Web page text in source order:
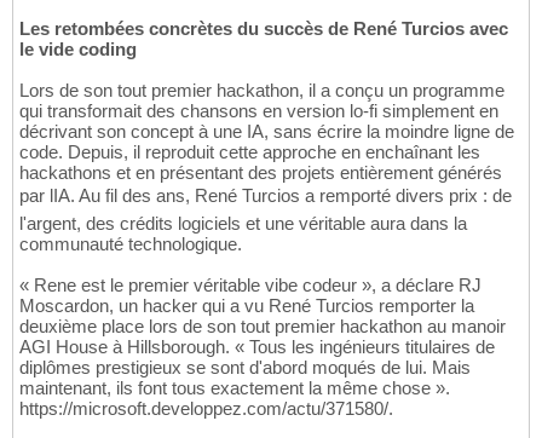
Les retombées concrètes du succès de René Turcios avec
le vide coding
Lors de son tout premier hackathon, il a conçu un programme
qui transformait des chansons en version lo-fi simplement en
décrivant son concept à une IA, sans écrire la moindre ligne de
code. Depuis, il reproduit cette approche en enchaînant les
hackathons et en présentant des projets entièrement générés
par lIA. Au fil des ans, René Turcios a remporté divers prix : de
l'argent, des crédits logiciels et une véritable aura dans la
communauté technologique.
« Rene est le premier véritable vibe codeur », a déclare RJ
Moscardon, un hacker qui a vu René Turcios remporter la
deuxième place lors de son tout premier hackathon au manoir
AGI House à Hillsborough. « Tous les ingénieurs titulaires de
diplômes prestigieux se sont d'abord moqués de lui. Mais
maintenant, ils font tous exactement la même chose ».
https://microsoft.developpez.com/actu/371580/.